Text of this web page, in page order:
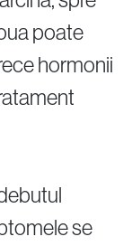
poate
hormonii
se